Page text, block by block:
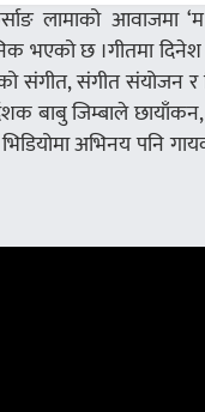
लामाको आवाजमा
भएको छ ।गीतमा
संगीत, संगीत संयोजन र
बाबु जिम्बाले छायाँकन,
अभिनय पनि